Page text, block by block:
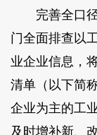
完善全口径
门全面排查以
业企业信息，
清单（以下简
企业为主的工
及时增补新、